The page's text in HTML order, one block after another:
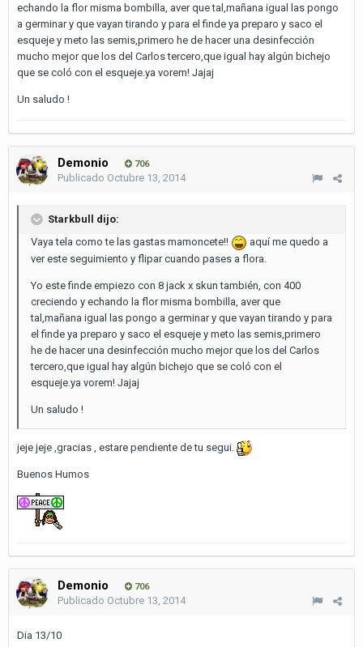
echando la flor misma bombilla, aver que tal,mañana igual las pongo
a germinar y que vayan tirando y para el finde ya preparo y saco el
esqueje y meto las semis,primero he de hacer una desinfección
mucho mejor que los del Carlos tercero,que igual hay algún bichejo
que se coló con el esqueje.ya vorem! Jajaj
Un saludo !
Demonio 706
Publicado Octubre 13, 2014
Starkbull dijo:
Vaya tela como te las gastas mamoncete!!
aquí me quedo a
ver este seguimiento y flipar cuando pases a flora.
Yo este finde empiezo con 8 jack x skun también, con 400
creciendo y echando la flor misma bombilla, aver que
tal,mañana igual las pongo a germinar y que vayan tirando y para
el finde ya preparo y saco el esqueje y meto las semis,primero
he de hacer una desinfección mucho mejor que los del Carlos
tercero,que igual hay algún bichejo que se coló con el
esqueje.ya vorem! Jajaj
Un saludo !
jeje jeje ,gracias , estare pendiente de tu segui.
Buenos Humos
Demonio 706
Publicado Octubre 13, 2014
Dia 13/10